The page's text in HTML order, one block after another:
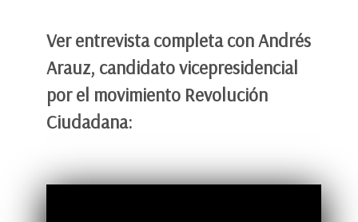
Ver entrevista completa con Andrés
Arauz, candidato vicepresidencial
por el movimiento Revolución
Ciudadana: